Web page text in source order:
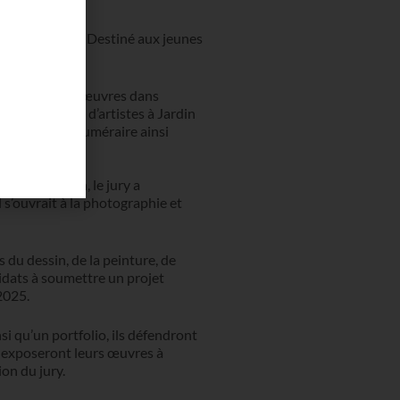
« Sans titre ». Destiné aux jeunes
leurs œuvres dans
résidence d’artistes à Jardin
dotation numéraire ainsi
édition, le jury a
à la photographie et
dessin, de la peinture, de
à soumettre un projet
qu’un portfolio, ils défendront
leurs œuvres à
du jury.